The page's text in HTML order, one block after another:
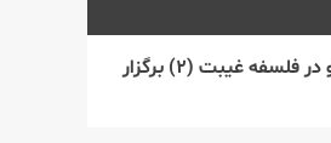
نشست پژوهشی دیدگاهی نو در فلسفه غیبت (۲) برگزار